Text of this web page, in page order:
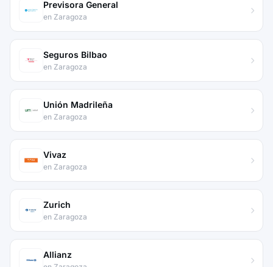
Previsora General
en Zaragoza
Seguros Bilbao
en Zaragoza
Unión Madrileña
en Zaragoza
Vivaz
en Zaragoza
Zurich
en Zaragoza
Allianz